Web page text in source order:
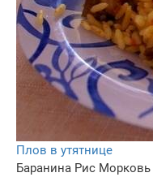
Плов в утятнице
Баранина Рис Морковь